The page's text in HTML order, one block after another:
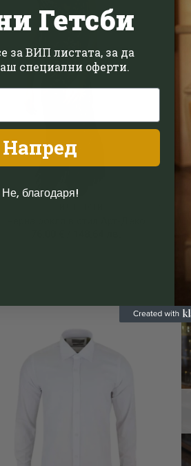
Add to
Гетсби
за ВИП листата, за да
специални оферти.
Напред
Не, благодаря!